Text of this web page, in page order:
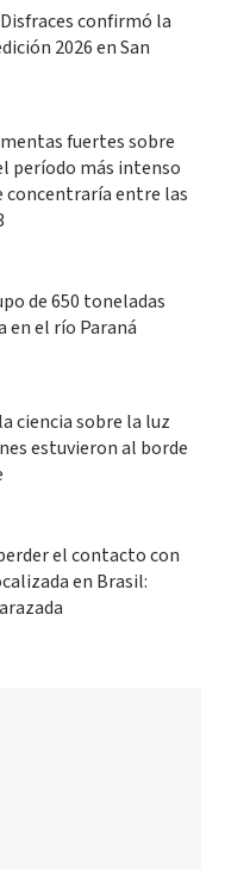
confirmó la
2026 en San
fuertes sobre
período más intenso
concentraría entre las
de 650 toneladas
en el río Paraná
ciencia sobre la luz
estuvieron al borde
el contacto con
en Brasil: